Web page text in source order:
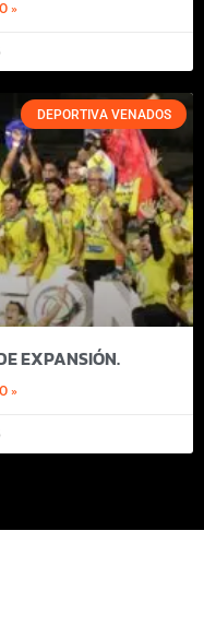
»
DEPORTIVA VENADOS
EXPANSIÓN.
»